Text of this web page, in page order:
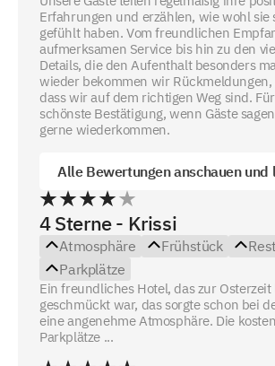
Erfahrungen und erzählen, wie wohl sie
gefühlt haben. Vom freundlichen
aufmerksamen Service bis hin zu den
Details, die den Aufenthalt besonders
wieder bekommen wir Rückmeldungen,
dass wir auf dem richtigen Weg sind.
schönste Bestätigung, wenn Gäste
gerne wiederkommen.
Alle Bewertungen anschauen und
4 Sterne - Krissi
Atmosphäre Frühstück
Parkplätze
Ein freundliches Hotel, das zur Osterzeit
geschmückt war, das sorgte schon bei
eine angenehme Atmosphäre. Die
Parkplätze ...